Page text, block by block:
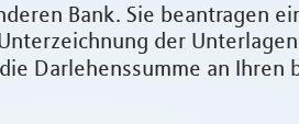
Bank. Sie beantragen
der
Darlehenssumme an Ihren